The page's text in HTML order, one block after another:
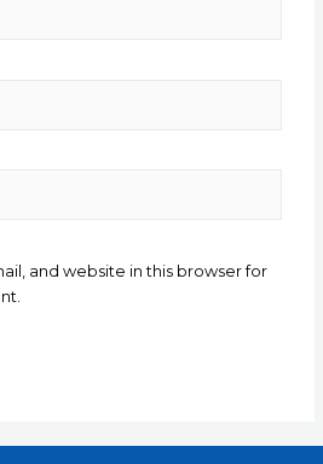
and website in this browser for